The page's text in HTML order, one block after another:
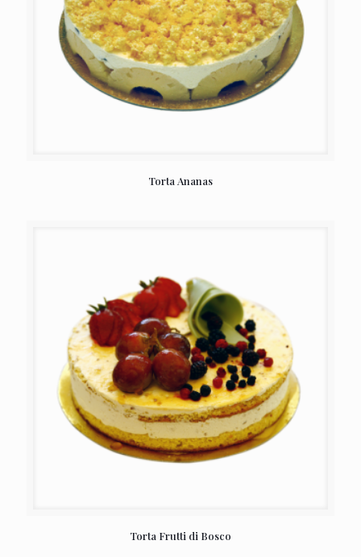
Torta Ananas
Torta Frutti di Bosco